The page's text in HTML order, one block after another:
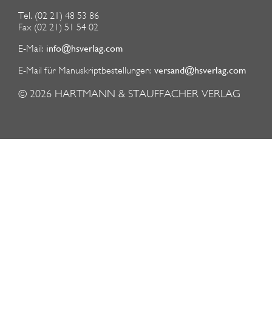
Tel. (02 21) 48 53 86
Fax (02 21) 51 54 02
E-Mail: info@hsverlag.com
E-Mail für Manuskriptbestellungen: versand@hsverlag.com
© 2026 HARTMANN & STAUFFACHER VERLAG